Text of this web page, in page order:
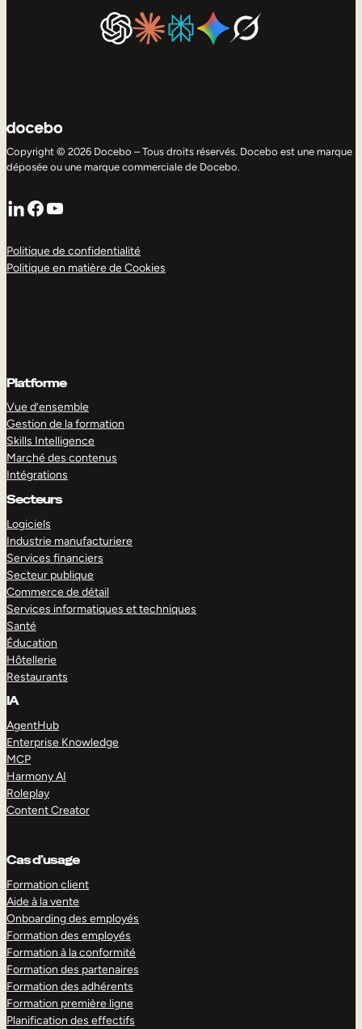
Copyright © 2026 Docebo – Tous droits réservés. Docebo est une marque
déposée ou une marque commerciale de Docebo.
LinkedIn
Facebook
YouTube
Politique de confidentialité
Politique en matière de Cookies
Platforme
Vue d’ensemble
Gestion de la formation
Skills Intelligence
Marché des contenus
Intégrations
Secteurs
Logiciels
Industrie manufacturiere
Services financiers
Secteur publique
Commerce de détail
Services informatiques et techniques
Santé
Éducation
Hôtellerie
Restaurants
IA
AgentHub
Enterprise Knowledge
MCP
Harmony AI
Roleplay
Content Creator
Cas d’usage
Formation client
Aide à la vente
Onboarding des employés
Formation des employés
Formation à la conformité
Formation des partenaires
Formation des adhérents
Formation première ligne
Planification des effectifs